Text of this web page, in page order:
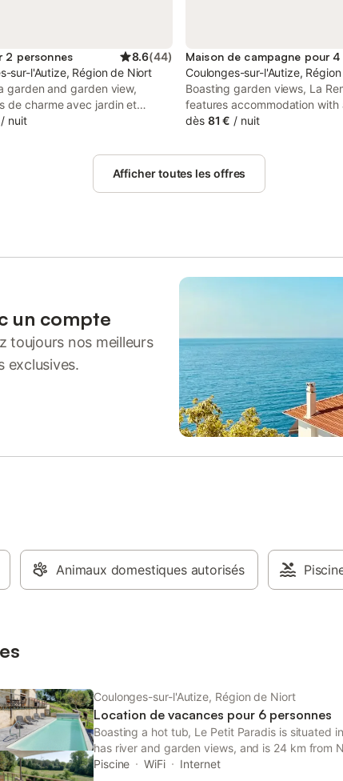
2 personnes 8.6(44)
sur-l'Autize, Région de Niort
garden and garden view,
de charme avec jardin et
in Coulonges-sur-
/ nuit
Coulonges-sur-l'Autize,
Boasting garden views, La
features accommodation with
and a terrace, around 23 km
on-site are accessible at the
house free of charge.
dès 81 € / nuit
Afficher toutes les offres
un compte
toujours nos meilleurs
exclusives.
Animaux domestiques autorisés
Coulonges-sur-l'Autize, Région de Niort
Location de vacances pour 6 personnes
Boasting a hot tub, Le Petit Paradis is situated
has river and garden views, and is 24 km from
Piscine
WiFi Internet